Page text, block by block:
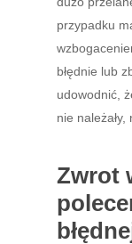
przypadku
błędnie lub
udowodnić,
nie
Zwrot